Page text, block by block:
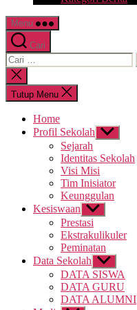
Menu
Cari
Cari:
Tutup
pencarian
Tutup Menu
Home
Profil Sekolah Tampilkan
sub
menu
Sejarah
Identitas Sekolah
Visi Misi
Tim Inisiator
Keunggulan
Kesiswaan Tampilkan
sub
menu
Prestasi
Ekstrakulikuler
Peminatan
Data Sekolah Tampilkan
sub
menu
DATA SISWA
DATA GURU
DATA ALUMNI